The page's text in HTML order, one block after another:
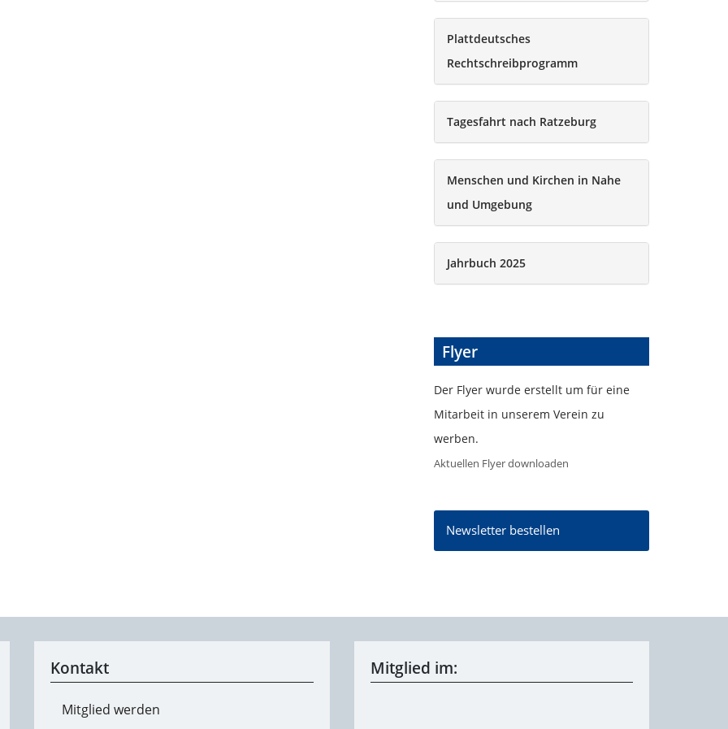
Plattdeutsches
Rechtschreibprogramm
Tagesfahrt nach Ratzeburg
Menschen und Kirchen in Nahe
und Umgebung
Jahrbuch 2025
Flyer
Der Flyer wurde erstellt um für eine
Mitarbeit in unserem Verein zu
werben.
Aktuellen Flyer downloaden
Newsletter bestellen
Kontakt
Mitglied werden
Mitglied im: